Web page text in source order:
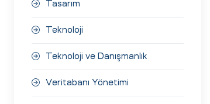
Tasarım
Teknoloji
Teknoloji ve Danışmanlık
Veritabanı Yönetimi